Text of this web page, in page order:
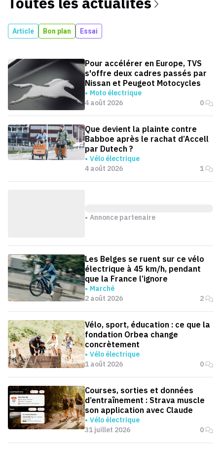
Article Bon plan Essai
Pour accélérer en Europe, TVS
s'offre deux cadres passés par
Nissan et Peugeot Motocycles
Moto électrique
4 août 2026
0
Que devient la plainte contre
Babboe après le rachat d’Accell
par Dutech ?
Vélo électrique
4 août 2026
1
Annonce partenaire
Les Belges se ruent sur ce vélo
électrique à 45 km/h, pendant
que la France l’ignore
Marché
2 août 2026
2
Vélo, sport, éducation : ce que la
fondation Orbea change
concrètement
Vélo électrique
1 août 2026
0
Courses, sorties et données
d’entraînement : Strava muscle
son application avec Claude
Vélo électrique
31 juillet 2026
0